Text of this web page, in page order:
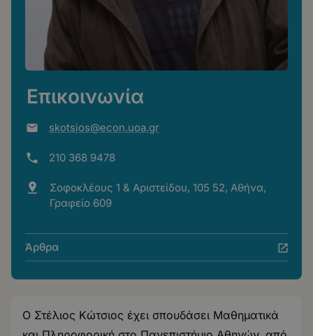
Επικοινωνία
skotsios@econ.uoa.gr
210 368 9478
Σοφοκλέους 1 & Αριστείδου, 105 52, Αθήνα,
Γραφείο 609
Άρθρα
Ο Στέλιος Κώτσιος έχει σπουδάσει Μαθηματικά